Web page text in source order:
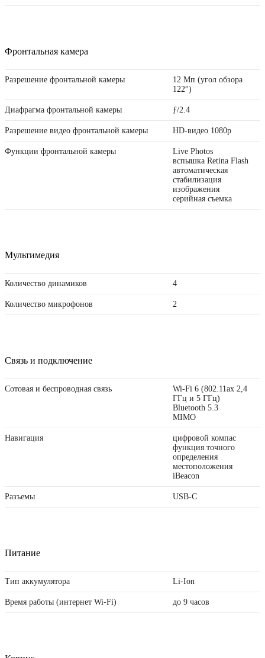
Фронтальная камера
Разрешение фронтальной камеры
12 Мп (угол обзора
122°)
Диафрагма фронтальной камеры ƒ/2.4
Разрешение видео фронтальной камеры HD-видео 1080p
Функции фронтальной камеры
Live Photos
вспышка Retina Flash
автоматическая
стабилизация
изображения
серийная съемка
Мультимедия
Количество динамиков 4
Количество микрофонов 2
Связь и подключение
Сотовая и беспроводная связь
Wi-Fi 6 (802.11ax 2,4
ГГц и 5 ГГц)
Bluetooth 5.3
MIMO
Навигация
цифровой компас
функция точного
определения
местоположения
iBeacon
Разъемы USB‑C
Питание
Тип аккумулятора Li-Ion
Время работы (интернет Wi-Fi) до 9 часов